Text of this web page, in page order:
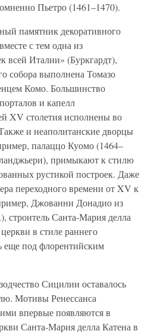
Пьетро (1461–1470).
памятник декоративного
с тем одна из
всей Италии» (Буркгардт),
собора выполнена Томазо
Комо. Большинство
и капелл
XV столетия исполнены во
и неаполитанские дворцы
палаццо Куомо (1464–
примыкают к стилю
рустикой построек. Даже
переходного времени от XV к
Джованни Донадио из
строитель Санта-Мария делла
в стиле раннего
еще под флорентийским
Сицилии оставалось
Мотивы Ренессанса
впервые появляются в
Санта-Мария делла Катена в